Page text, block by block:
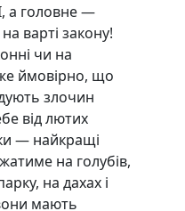
а головне —
варті закону!
чи на
ймовірно, що
злочин
від лютих
— найкращі
на голубів,
на дахах і
мають